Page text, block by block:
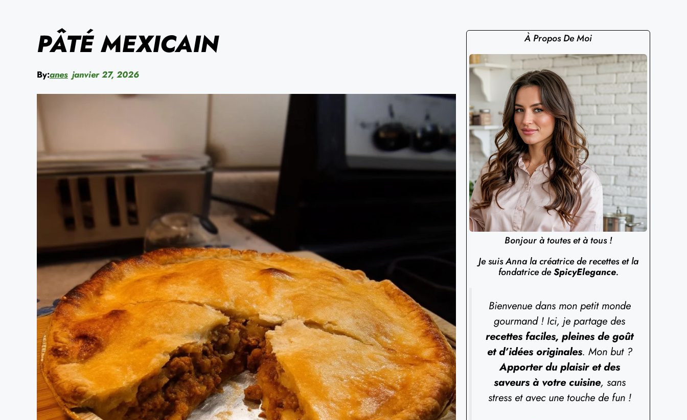
PÂTÉ MEXICAIN
By:anes janvier 27, 2026
À Propos De Moi
Bonjour à toutes et à tous !
Je suis Anna la créatrice de recettes et la
fondatrice deSpicyElegance.
Bienvenue dans mon petit monde
gourmand ! Ici, je partage des
recettes faciles, pleines de goût
et d’idées originales. Mon but ?
Apporter du plaisir et des
saveurs à votre cuisine, sans
stress et avec une touche de fun !